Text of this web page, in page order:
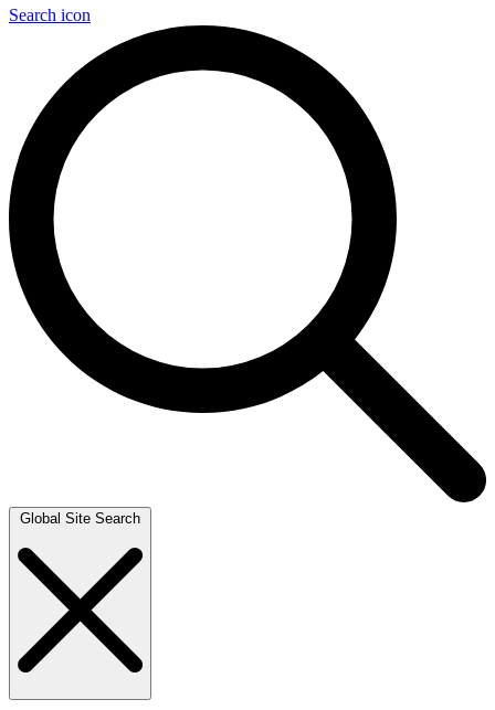
Search icon
Global Site Search